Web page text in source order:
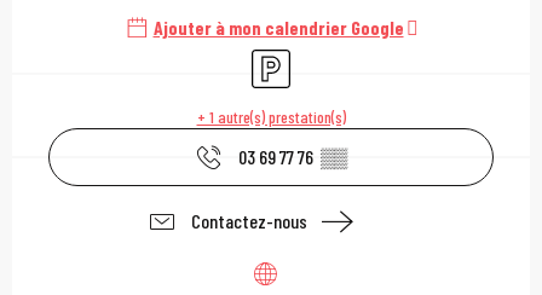
Ajouter à mon calendrier Google
Parking
+ 1 autre(s) prestation(s)
03 69 77 76 ▒▒
Contactez-nous